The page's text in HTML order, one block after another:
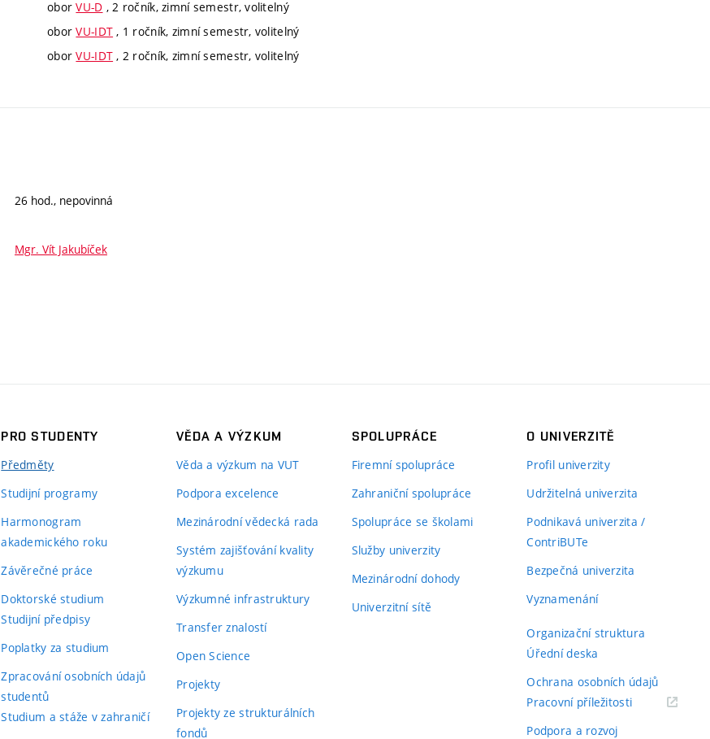
oborVU-D , 2 ročník, zimní semestr, volitelný
oborVU-IDT , 1 ročník, zimní semestr, volitelný
oborVU-IDT , 2 ročník, zimní semestr, volitelný
26 hod., nepovinná
Mgr. Vít Jakubíček
PRO STUDENTY
Předměty
Studijní programy
Harmonogram
akademického roku
Závěrečné práce
Doktorské studium
Studijní předpisy
Poplatky za studium
Zpracování osobních údajů
studentů
Studium a stáže v zahraničí
VĚDA A VÝZKUM
Věda a výzkum na VUT
Podpora excelence
Mezinárodní vědecká rada
Systém zajišťování kvality
výzkumu
Výzkumné infrastruktury
Transfer znalostí
Open Science
Projekty
Projekty ze strukturálních
fondů
SPOLUPRÁCE
Firemní spolupráce
Zahraniční spolupráce
Spolupráce se školami
Služby univerzity
Mezinárodní dohody
Univerzitní sítě
O UNIVERZITĚ
Profil univerzity
Udržitelná univerzita
Podnikavá univerzita /
ContriBUTe
Bezpečná univerzita
Vyznamenání
Organizační struktura
Úřední deska
Ochrana osobních údajů
Pracovní příležitosti(externí
Podpora a rozvoj